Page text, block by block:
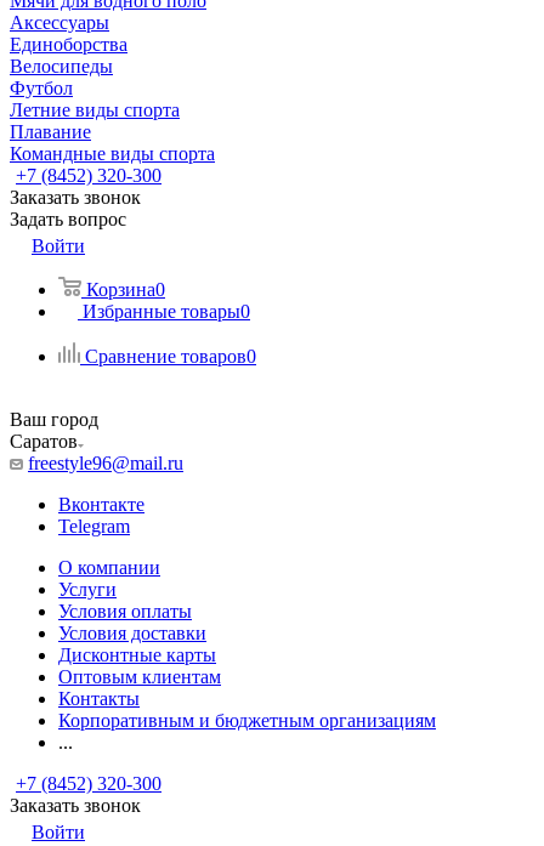
Аксессуары
Единоборства
Велосипеды
Футбол
Летние виды спорта
Плавание
Командные виды спорта
+7 (8452) 320-300
Заказать звонок
Задать вопрос
Войти
Корзина0
Избранные товары0
Сравнение товаров0
Ваш город
Саратов
freestyle96@mail.ru
Вконтакте
Telegram
О компании
Услуги
Условия оплаты
Условия доставки
Дисконтные карты
Оптовым клиентам
Контакты
Корпоративным и бюджетным организациям
...
+7 (8452) 320-300
Заказать звонок
Войти